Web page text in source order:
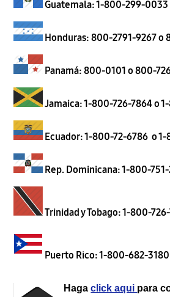
Guatemala: 1-800-299-
Honduras: 800-2791-9267 o
Panamá: 800-0101 o 800-
Jamaica: 1-800-726-7864 o
Ecuador: 1-800-72-6786 o
Rep. Dominicana: 1-800-
Trinidad y Tobago: 1-800-
Puerto Rico: 1-800-682-3180
Hagaclick aqui para